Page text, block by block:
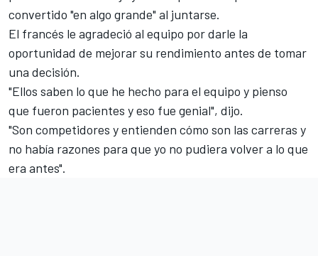
convertido "en algo grande" al juntarse.
El francés le agradeció al equipo por darle la
oportunidad de mejorar su rendimiento antes de tomar
una decisión.
"Ellos saben lo que he hecho para el equipo y pienso
que fueron pacientes y eso fue genial", dijo.
"Son competidores y entienden cómo son las carreras y
no había razones para que yo no pudiera volver a lo que
era antes".